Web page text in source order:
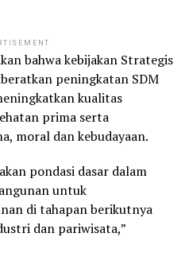
bahwa kebijakan Strategis
peningkatan SDM
kualitas
prima serta
moral dan kebudayaan.
pondasi dasar dalam
untuk
di tahapan berikutnya
dan pariwisata,”